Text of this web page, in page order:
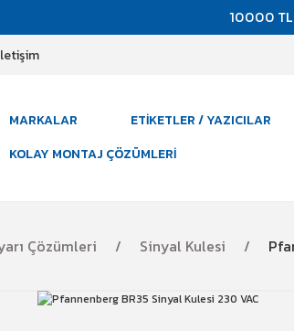
10000 TL
MARKALAR ETIKETLER / YAZICILAR
KOLAY MONTAJ ÇÖZÜMLERI
Çözümleri Sinyal Kulesi